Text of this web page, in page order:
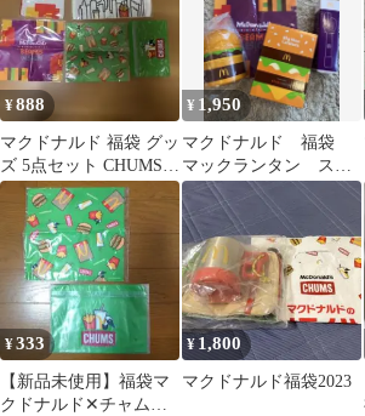
¥888
マクドナルド 福袋 グッ
ズ 5点セット CHUMS
BEAMS マンハッタン
¥ 1,950
マクドナルド 福袋
マックランタン スー
プジャー クロス ポ
テトキャッチャー
¥333
【新品未使用】福袋マ
クドナルド✕チャム
¥ 1,800
マクドナルド福袋2023